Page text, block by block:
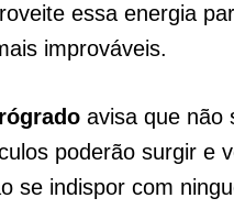
essa energia
improváveis.
avisa que não
poderão surgir e
se indispor com